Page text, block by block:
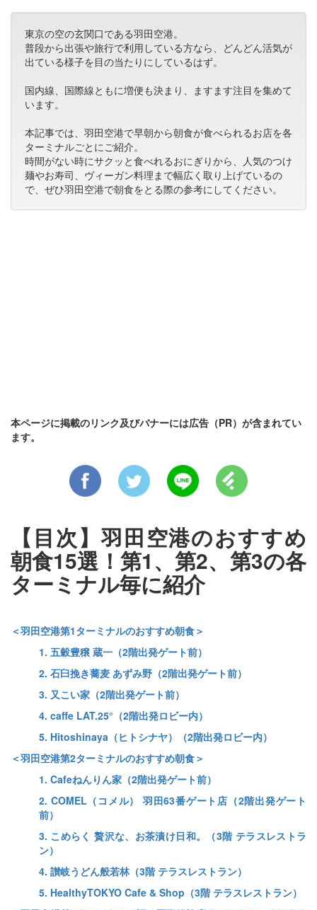
東京の空の玄関口である羽田空港。
普段から出張や旅行で利用している方なら、どんどん活気が
出ている様子を目の当たりにしているはず。
国内線、国際線ともに増便も決まり、ますます注目を集めて
います。
本記事では、羽田空港で早朝から朝食が食べられるお店を各
ターミナルごとにご紹介。
時間がない時にサクッと食べれるおにぎりから、人気のつけ
麺やお寿司、ヴィーガン料理まで幅広く取り上げているの
で、ぜひ羽田空港で朝食をとる際の参考にしてください。
本ページに掲載のリンク及びバナーには広告（PR）が含まれてい
ます。
【目次】羽田空港のおすすめ
朝食15選！第1、第2、第3の各
ターミナル毎に紹介
＜羽田空港第1ターミナルのおすすめ朝食＞
1. 五穀豊穣 蔵一（2階出発ゲート前）
2. 石臼挽き蕎麦 あずみ野（2階出発ゲート前）
3. 又こい家（2階出発ゲート前）
4. caffe LAT.25°（2階出発ロビー内）
5. Hitoshinaya（ヒトシナヤ）（2階出発ロビー内）
＜羽田空港第2ターミナルのおすすめ朝食＞
1. Cafeねんりん家（2階出発ゲート前）
2. COMEL（コメル） 羽田63番ゲート店（2階出発ゲート
前）
3. こめらく 贅沢な、お茶漬け日和。（3階 テラスレストラ
ン）
4. 讃岐うどん般若林（3階 テラスレストラン）
5. HealthyTOKYO Cafe & Shop（3階 テラスレストラン）